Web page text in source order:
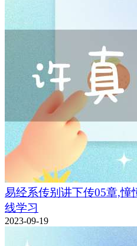
易经系传别讲下传05章,憧
线学习
2023-09-19